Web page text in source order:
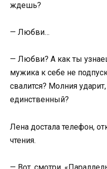
ждешь?
— Любви…
— Любви? А как ты
мужика к себе не
свалится? Молния
единственный?
Лена достала телефон,
чтения.